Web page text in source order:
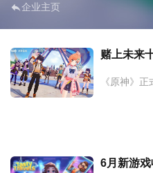
企业主页
《原神》